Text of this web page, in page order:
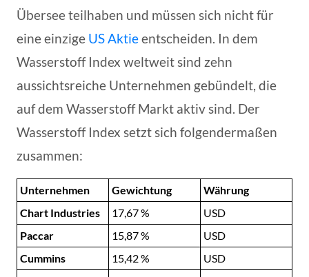
Übersee teilhaben und müssen sich nicht für
eine einzige US Aktieentscheiden. In dem
Wasserstoff Index weltweit sind zehn
aussichtsreiche Unternehmen gebündelt, die
auf dem Wasserstoff Markt aktiv sind. Der
Wasserstoff Index setzt sich folgendermaßen
zusammen:
Unternehmen Gewichtung
Währung
Chart Industries
17,67 %
USD
Paccar
15,87 %
USD
Cummins
15,42 %
USD